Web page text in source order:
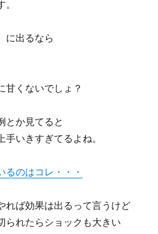
に出るなら
甘くないでしょ？
とか見てると
いきすぎてるよね。
るのはコレ・・・
れば効果は出るって言うけど
られたらショックも大きい